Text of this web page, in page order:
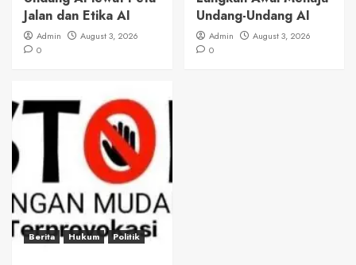
Jalan dan Etika AI
Admin
August 3, 2026
0
Undang-Undang AI
Admin
August 3, 2026
0
Berita Hukum Politik